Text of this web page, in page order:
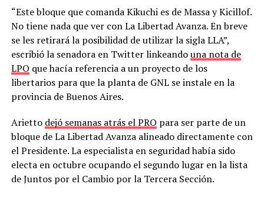
“Este bloque que comanda Kikuchi es de Massa y Kicillof.
No tiene nada que ver con La Libertad Avanza. En breve
se les retirará la posibilidad de utilizar la sigla LLA”,
escribió la senadora en Twitter linkeandouna nota de
LPO que hacía referencia a un proyecto de los
libertarios para que la planta de GNL se instale en la
provincia de Buenos Aires.
Arietto dejó semanas atrás el PRO para ser parte de un
bloque de La Libertad Avanza alineado directamente con
el Presidente. La especialista en seguridad había sido
electa en octubre ocupando el segundo lugar en la lista
de Juntos por el Cambio por la Tercera Sección.